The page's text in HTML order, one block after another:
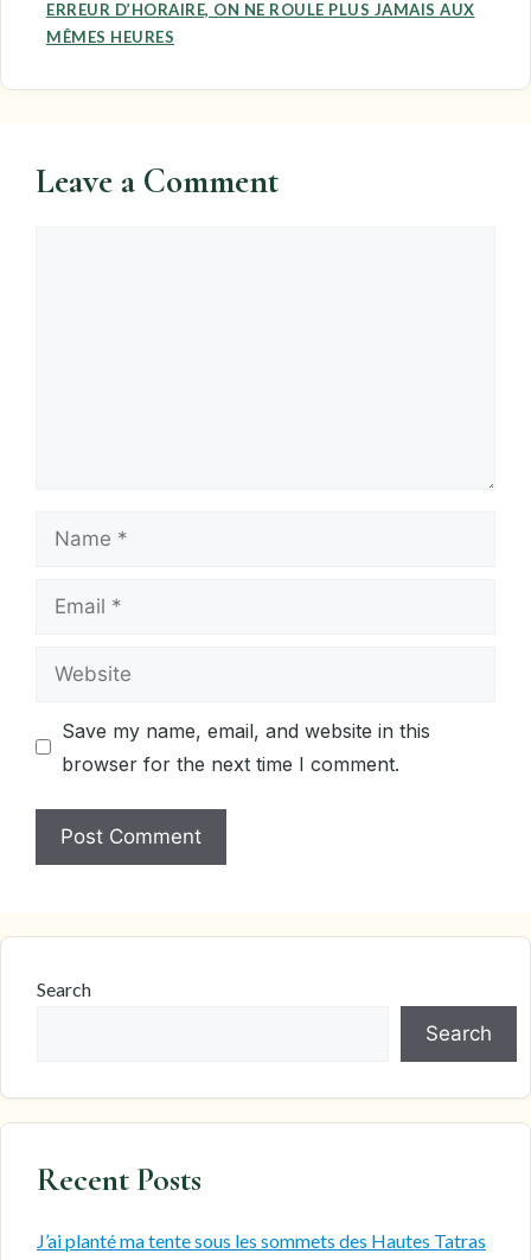
ERREUR D’HORAIRE, ON NE ROULE PLUS JAMAIS AUX
MÊMES HEURES
Leave a Comment
Name
Email
Website
Save my name, email, and website in this
browser for the next time I comment.
Search
Search
Recent Posts
J’ai planté ma tente sous les sommets des Hautes Tatras